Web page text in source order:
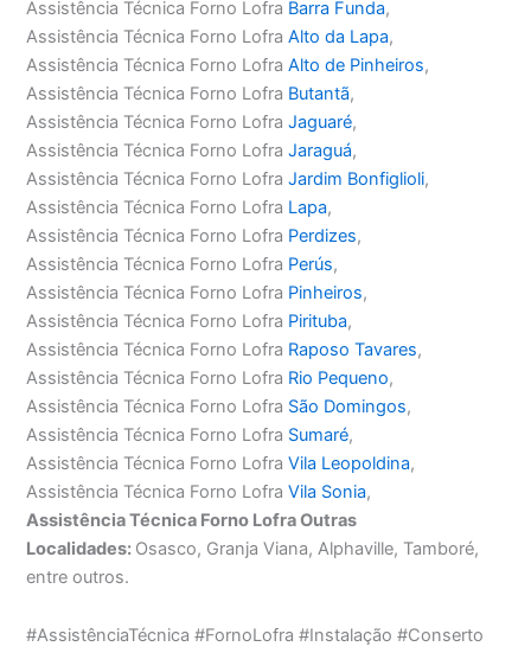
Assistência Técnica Forno Lofra Barra Funda,
Assistência Técnica Forno LofraAlto da Lapa,
Assistência Técnica Forno LofraAlto de Pinheiros,
Assistência Técnica Forno Lofra Butantã,
Assistência Técnica Forno LofraJaguaré,
Assistência Técnica Forno LofraJaraguá,
Assistência Técnica Forno LofraJardim Bonfiglioli,
Assistência Técnica Forno Lofra Lapa,
Assistência Técnica Forno Lofra Perdizes,
Assistência Técnica Forno Lofra Perús,
Assistência Técnica Forno Lofra Pinheiros,
Assistência Técnica Forno Lofra Pirituba,
Assistência Técnica Forno Lofra Raposo Tavares,
Assistência Técnica Forno Lofra Rio Pequeno,
Assistência Técnica Forno Lofra São Domingos,
Assistência Técnica Forno Lofra Sumaré,
Assistência Técnica Forno LofraVila Leopoldina,
Assistência Técnica Forno LofraVila Sonia,
Assistência Técnica Forno Lofra Outras
Localidades: Osasco, Granja Viana, Alphaville, Tamboré,
entre outros.
#AssistênciaTécnica #FornoLofra #Instalação #Conserto